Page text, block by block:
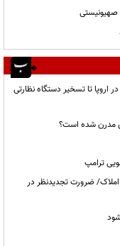
صهیونیستی
اروپا تا تسخیر دستگاه نظارتی
مدرن شده است؟
ترامپ
ضرورت تجدیدنظر در